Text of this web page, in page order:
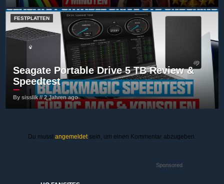
FESTPLATTEN
Seagate Portable Drive 5 TB Review &
Speedtest
By sisslik // 2 Jahren ago
Du musst angemeldetsein, um einen Kommentar abzugeben.
Sponsored